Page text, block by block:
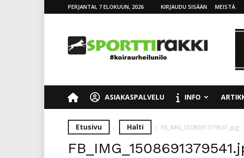
PERJANTAI, 7 ELOKUUN, 2026 KIRJAUDU SISÄÄN MEISTÄ
ASIAKASPALVELU INFO
Etusivu Halti FB_IMG_1508691379541.jpg